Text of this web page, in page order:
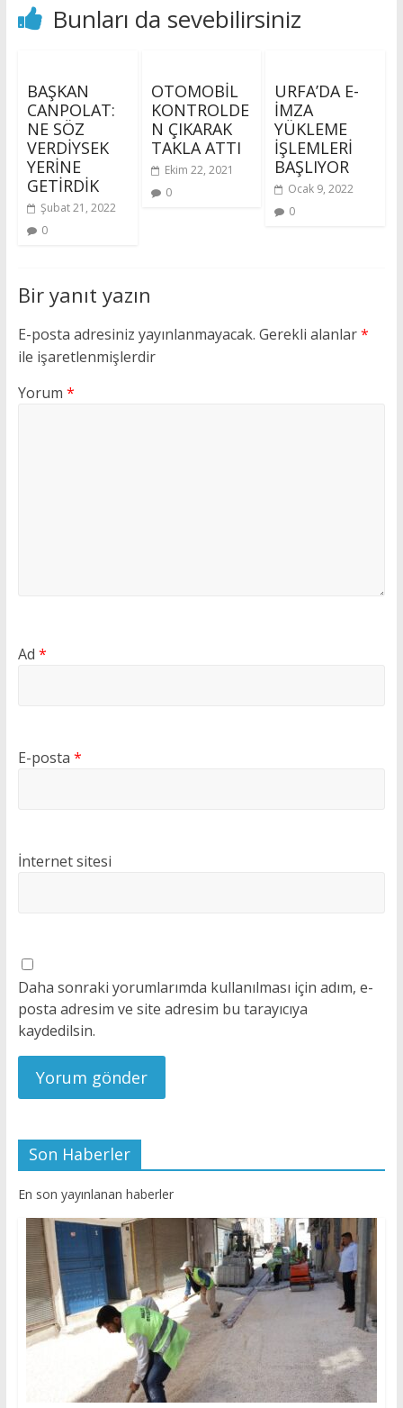
Bunları da sevebilirsiniz
BAŞKAN
CANPOLAT:
NE SÖZ
VERDİYSEK
YERİNE
GETİRDİK
Şubat 21, 2022
0
OTOMOBİL
KONTROLDE
N ÇIKARAK
TAKLA ATTI
Ekim 22, 2021
0
URFA’DA E-
İMZA
YÜKLEME
İŞLEMLERİ
BAŞLIYOR
Ocak 9, 2022
0
Bir yanıt yazın
E-posta adresiniz yayınlanmayacak. Gerekli alanlar*
ile işaretlenmişlerdir
Yorum *
Ad *
E-posta *
İnternet sitesi
Daha sonraki yorumlarımda kullanılması için adım, e-
posta adresim ve site adresim bu tarayıcıya
kaydedilsin.
Son Haberler
En son yayınlanan haberler